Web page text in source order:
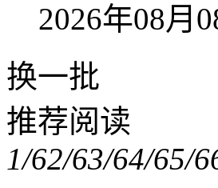
2026年08月
换一批
推荐阅读
1/62/63/64/65/6